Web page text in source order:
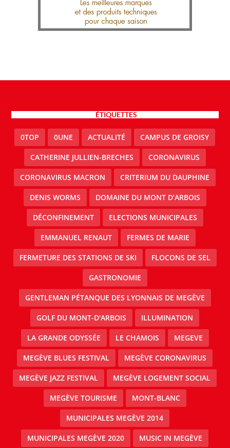
ÉTIQUETTES
0TOP 0UNE ACTUALITÉ CAMPUS DE GROISY
CATHERINE JULLIEN-BRECHES CORONAVIRUS
CORONAVIRUS MACRON CRITERIUM DU DAUPHINE
DENIS WORMS DOMAINE DU MONT D’ARBOIS
DÉCONFINEMENT ELECTIONS MUNICIPALES
EMMANUEL RENAUT FERMES DE MARIE
FERMETURE DES STATIONS DE SKI FLOCONS DE SEL
GASTRONOMIE
GENTLEMAN PÉTANQUE DES LYONNAIS DE MEGÈVE
GOLF DU MONT-D'ARBOIS ILLUMINATION
LA GRANDE ODYSSÉE LE CHAMOIS MEGEVE
MEGÈVE BLUES FESTIVAL MEGÈVE CORONAVIRUS
MEGÈVE JAZZ FESTIVAL MEGÈVE LOGEMENT SOCIAL
MEGÈVE TOURISME MONT-BLANC
MUNICIPALES MEGÈVE 2014
MUNICIPALES MEGÈVE 2020 MUSIC IN MEGÈVE